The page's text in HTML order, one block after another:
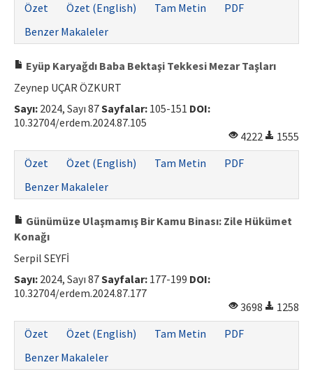
Özet
Özet (English) Tam Metin
PDF
Benzer Makaleler
Eyüp Karyağdı Baba Bektaşi Tekkesi Mezar Taşları
Zeynep UÇAR ÖZKURT
Sayı: 2024, Sayı 87Sayfalar: 105-151 DOI:
10.32704/erdem.2024.87.105
4222
1555
Özet
Özet (English) Tam Metin
PDF
Benzer Makaleler
Günümüze Ulaşmamış Bir Kamu Binası: Zile Hükümet
Konağı
Serpil SEYFİ
Sayı: 2024, Sayı 87Sayfalar: 177-199 DOI:
10.32704/erdem.2024.87.177
3698
1258
Özet
Özet (English) Tam Metin
PDF
Benzer Makaleler